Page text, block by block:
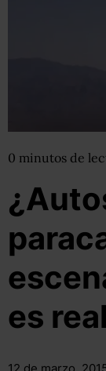
0 minutos de
es